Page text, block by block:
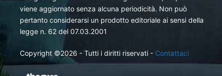
viene aggiornato senza alcuna periodicità. Non può
pertanto considerarsi un prodotto editoriale ai sensi della
legge n. 62 del 07.03.2001
Copyright ©2026 - Tutti i diritti riservati - Contattaci